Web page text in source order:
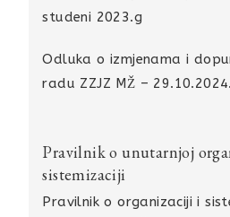
studeni 2023.g
Odluka o izmjenama i
radu ZZJZ MŽ –
Pravilnik o unutarnjoj
sistemizaciji
Pravilnik o organizaciji i